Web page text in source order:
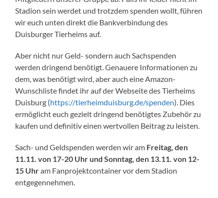
Stadion sein werdet und trotzdem spenden wollt, führen
wir euch unten direkt die Bankverbindung des
Duisburger Tierheims auf.
Aber nicht nur Geld- sondern auch Sachspenden
werden dringend benötigt. Genauere Informationen zu
dem, was benötigt wird, aber auch eine Amazon-
Wunschliste findet ihr auf der Webseite des Tierheims
Duisburg (https://tierheimduisburg.de/spenden). Dies
ermöglicht euch gezielt dringend benötigtes Zubehör zu
kaufen und definitiv einen wertvollen Beitrag zu leisten.
Sach- und Geldspenden werden wir am Freitag, den
11.11. von 17-20 Uhr und Sonntag, den 13.11. von 12-
15 Uhram Fanprojektcontainer vor dem Stadion
entgegennehmen.